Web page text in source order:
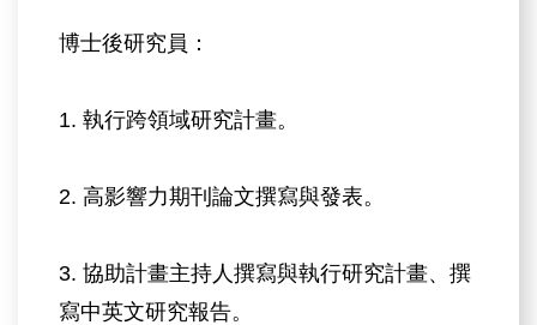
博士後研究員：
1. 執行跨領域研究計畫。
2. 高影響力期刊論文撰寫與發表。
3. 協助計畫主持人撰寫與執行研究計畫、撰
寫中英文研究報告。